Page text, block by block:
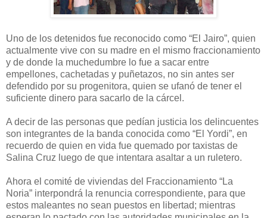
Uno de los detenidos fue reconocido como “El Jairo”, quien
actualmente vive con su madre en el mismo fraccionamiento
y de donde la muchedumbre lo fue a sacar entre
empellones, cachetadas y puñetazos, no sin antes ser
defendido por su progenitora, quien se ufanó de tener el
suficiente dinero para sacarlo de la cárcel.
A decir de las personas que pedían justicia los delincuentes
son integrantes de la banda conocida como “El Yordi”, en
recuerdo de quien en vida fue quemado por taxistas de
Salina Cruz luego de que intentara asaltar a un ruletero.
Ahora el comité de viviendas del Fraccionamiento “La
Noria” interpondrá la renuncia correspondiente, para que
estos maleantes no sean puestos en libertad; mientras